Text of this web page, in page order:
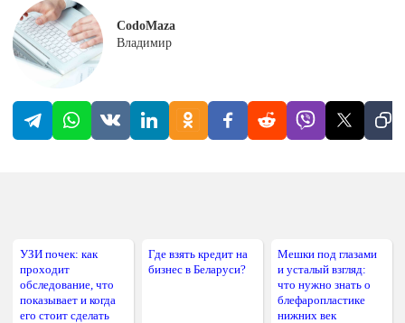
CodoMaza
Владимир
УЗИ почек: как
проходит
обследование, что
показывает и когда
его стоит сделать
Где взять кредит на
бизнес в Беларуси?
Мешки под глазами
и усталый взгляд:
что нужно знать о
блефаропластике
нижних век